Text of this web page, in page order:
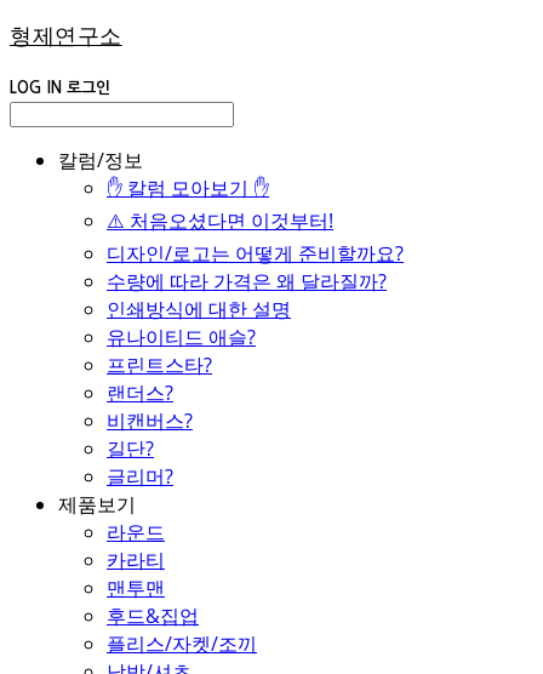
형제연구소
LOG IN 로그인
칼럼/정보
✋ 칼럼 모아보기 ✋
⚠️ 처음오셨다면 이것부터!
디자인/로고는 어떻게 준비할까요?
수량에 따라 가격은 왜 달라질까?
인쇄방식에 대한 설명
유나이티드 애슬?
프린트스타?
랜더스?
비캔버스?
길단?
글리머?
제품보기
라운드
카라티
맨투맨
후드&집업
플리스/자켓/조끼